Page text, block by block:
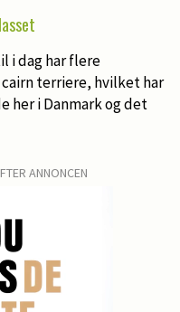
i dag har flere
terriere, hvilket har
her i Danmark og det
ANNONCEN